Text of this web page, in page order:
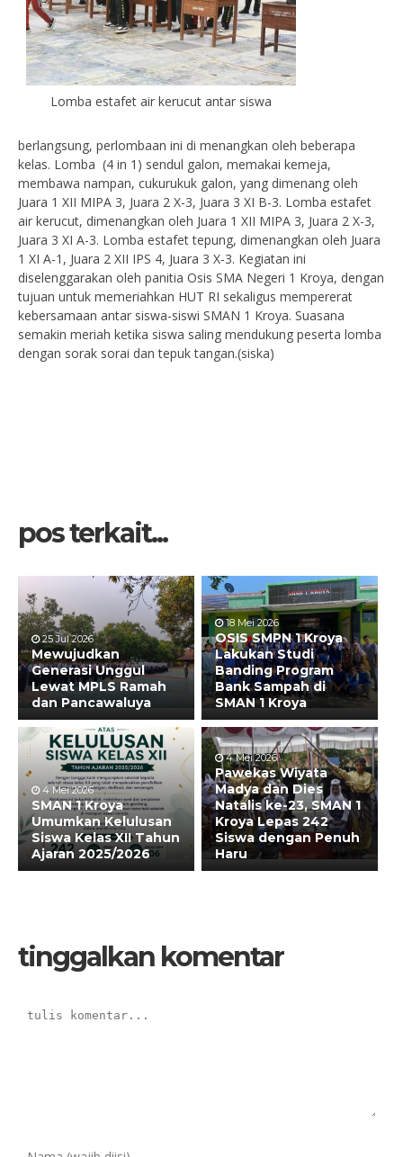
Lomba estafet air kerucut antar siswa
berlangsung, perlombaan ini di menangkan oleh beberapa
kelas. Lomba (4 in 1) sendul galon, memakai kemeja,
membawa nampan, cukurukuk galon, yang dimenang oleh
Juara 1 XII MIPA 3, Juara 2 X-3, Juara 3 XI B-3. Lomba estafet
air kerucut, dimenangkan oleh Juara 1 XII MIPA 3, Juara 2 X-3,
Juara 3 XI A-3. Lomba estafet tepung, dimenangkan oleh Juara
1 XI A-1, Juara 2 XII IPS 4, Juara 3 X-3. Kegiatan ini
diselenggarakan oleh panitia Osis SMA Negeri 1 Kroya, dengan
tujuan untuk memeriahkan HUT RI sekaligus mempererat
kebersamaan antar siswa-siswi SMAN 1 Kroya. Suasana
semakin meriah ketika siswa saling mendukung peserta lomba
dengan sorak sorai dan tepuk tangan.(siska)
pos terkait...
25 Jul 2026
Mewujudkan
Generasi Unggul
Lewat MPLS Ramah
dan Pancawaluya
18 Mei 2026
OSIS SMPN 1 Kroya
Lakukan Studi
Banding Program
Bank Sampah di
SMAN 1 Kroya
4 Mei 2026
SMAN 1 Kroya
Umumkan Kelulusan
Siswa Kelas XII Tahun
Ajaran 2025/2026
4 Mei 2026
Pawekas Wiyata
Madya dan Dies
Natalis ke-23, SMAN 1
Kroya Lepas 242
Siswa dengan Penuh
Haru
tinggalkan komentar